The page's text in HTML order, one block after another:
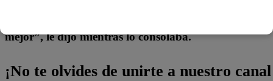
mejor”, le dijo mientras lo consolaba.
¡No te olvides de unirte a nuestro